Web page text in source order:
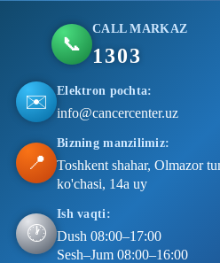
📞
CALL MARKAZ
1303
✉️ Elektron pochta:
info@cancercenter.uz
📍
Bizning manzilimiz:
Toshkent shahar, Olmazor
ko'chasi, 14a uy
🕐
Ish vaqti:
Dush 08:00–17:00
Sesh–Jum 08:00–16:00